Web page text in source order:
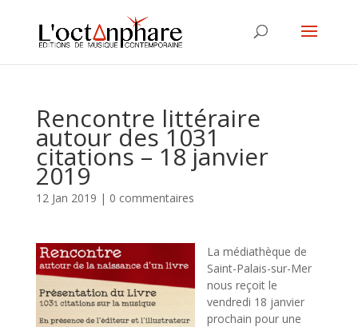
Rencontre littéraire
autour des 1031
citations – 18 janvier
2019
12 Jan 2019 | 0 commentaires
La médiathèque de
Saint-Palais-sur-Mer
nous reçoit le
vendredi 18 janvier
prochain pour une